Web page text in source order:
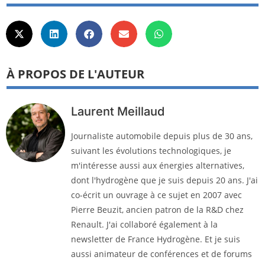
À PROPOS DE L'AUTEUR
Laurent Meillaud
Journaliste automobile depuis plus de 30 ans,
suivant les évolutions technologiques, je
m'intéresse aussi aux énergies alternatives,
dont l'hydrogène que je suis depuis 20 ans. J'ai
co-écrit un ouvrage à ce sujet en 2007 avec
Pierre Beuzit, ancien patron de la R&D chez
Renault. J'ai collaboré également à la
newsletter de France Hydrogène. Et je suis
aussi animateur de conférences et de forums